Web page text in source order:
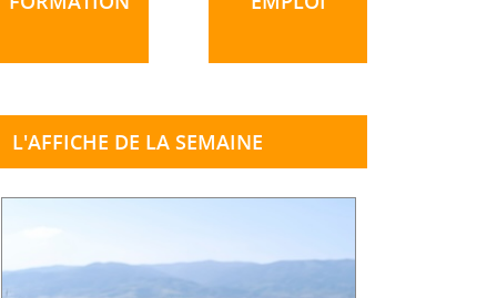
L'AFFICHE DE LA SEMAINE